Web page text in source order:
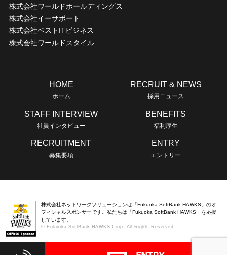
株式会社ワールドホールディングス
株式会社イーサポート
株式会社ベストITビジネス
株式会社ワールドスタイル
HOME
ホーム
RECRUIT & NEWS
採用ニュース
STAFF INTERVIEW
社員インタビュー
BENEFITS
福利厚生
RECRUITMENT
募集要項
ENTRY
エントリー
株式会社ネットワークソリューションは「Fukuoka SoftBank HAWKS」のオ
フィシャルスポンサーです。私たちは「Fukuoka SoftBank HAWKS」を応援
しています。
© Fukuoka SoftBank HAWKS Corp. All Rights Reserved.